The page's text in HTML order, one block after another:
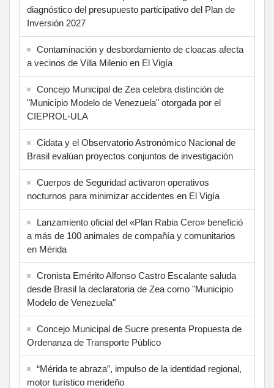
diagnóstico del presupuesto participativo del Plan de
Inversión 2027
Contaminación y desbordamiento de cloacas afecta
a vecinos de Villa Milenio en El Vigía
Concejo Municipal de Zea celebra distinción de
"Municipio Modelo de Venezuela" otorgada por el
CIEPROL-ULA
Cidata y el Observatorio Astronómico Nacional de
Brasil evalúan proyectos conjuntos de investigación
Cuerpos de Seguridad activaron operativos
nocturnos para minimizar accidentes en El Vigía
Lanzamiento oficial del «Plan Rabia Cero» benefició
a más de 100 animales de compañía y comunitarios
en Mérida
Cronista Emérito Alfonso Castro Escalante saluda
desde Brasil la declaratoria de Zea como "Municipio
Modelo de Venezuela"
Concejo Municipal de Sucre presenta Propuesta de
Ordenanza de Transporte Público
“Mérida te abraza”, impulso de la identidad regional,
motor turístico merideño